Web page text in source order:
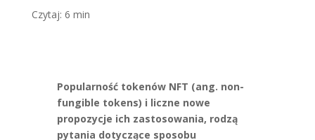
Czytaj: 6 min
Popularność tokenów NFT (ang. non-
fungible tokens) i liczne nowe
propozycje ich zastosowania, rodzą
pytania dotyczące sposobu